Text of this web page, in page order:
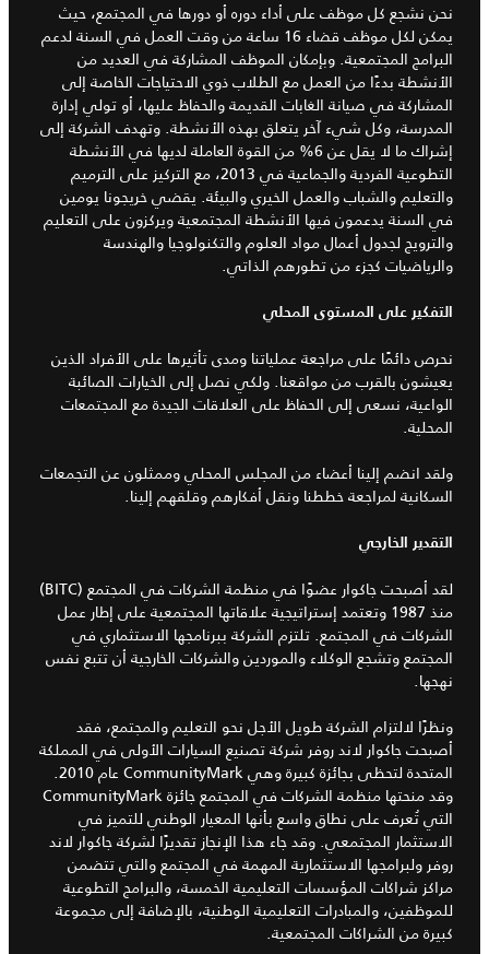
نحن نشجع كل موظف على أداء دوره أو دورها في المجتمع، حيث
يمكن لكل موظف قضاء 16 ساعة من وقت العمل في السنة لدعم
البرامج المجتمعية. وبإمكان الموظف المشاركة في العديد من
الأنشطة بدءًا من العمل مع الطلاب ذوي الاحتياجات الخاصة إلى
المشاركة في صيانة الغابات القديمة والحفاظ عليها، أو تولي إدارة
المدرسة، وكل شيء آخر يتعلق بهذه الأنشطة. وتهدف الشركة إلى
إشراك ما لا يقل عن 6% من القوة العاملة لديها في الأنشطة
التطوعية الفردية والجماعية في 2013، مع التركيز على الترميم
والتعليم والشباب والعمل الخيري والبيئة. يقضي خريجونا يومين
في السنة يدعمون فيها الأنشطة المجتمعية ويركزون على التعليم
والترويج لجدول أعمال مواد العلوم والتكنولوجيا والهندسة
والرياضيات كجزء من تطورهم الذاتي.
التفكير على المستوى المحلي
نحرص دائمًا على مراجعة عملياتنا ومدى تأثيرها على الأفراد الذين
يعيشون بالقرب من مواقعنا. ولكي نصل إلى الخيارات الصائبة
الواعية، نسعى إلى الحفاظ على العلاقات الجيدة مع المجتمعات
المحلية.
ولقد انضم إلينا أعضاء من المجلس المحلي وممثلون عن التجمعات
السكانية لمراجعة خططنا ونقل أفكارهم وقلقهم إلينا.
التقدير الخارجي
لقد أصبحت جاكوار عضوًا في منظمة الشركات في المجتمع (BITC)
منذ 1987 وتعتمد إستراتيجية علاقاتها المجتمعية على إطار عمل
الشركات في المجتمع. تلتزم الشركة ببرنامجها الاستثماري في
المجتمع وتشجع الوكلاء والموردين والشركات الخارجية أن تتبع نفس
نهجها.
ونظرًا لالتزام الشركة طويل الأجل نحو التعليم والمجتمع، فقد
أصبحت جاكوار لاند روفر شركة تصنيع السيارات الأولى في المملكة
المتحدة لتحظى بجائزة كبيرة وهي CommunityMark عام 2010.
وقد منحتها منظمة الشركات في المجتمع جائزة CommunityMark
التي تُعرف على نطاق واسع بأنها المعيار الوطني للتميز في
الاستثمار المجتمعي. وقد جاء هذا الإنجاز تقديرًا لشركة جاكوار لاند
روفر ولبرامجها الاستثمارية المهمة في المجتمع والتي تتضمن
مراكز شراكات المؤسسات التعليمية الخمسة، والبرامج التطوعية
للموظفين، والمبادرات التعليمية الوطنية، بالإضافة إلى مجموعة
كبيرة من الشراكات المجتمعية.